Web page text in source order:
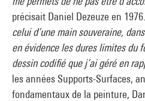
précisait Daniel Dezeuze en 1976.
celui d’une main souveraine,
en évidence les dures limites du
dessin codifié que j’ai géré en
les années Supports-Surfaces,
fondamentaux de la peinture,